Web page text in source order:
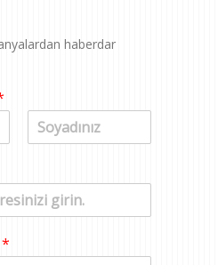
haberdar
d
*